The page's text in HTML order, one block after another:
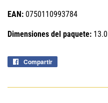
EAN: 0750110993784
Dimensiones del paquete:
Compartir